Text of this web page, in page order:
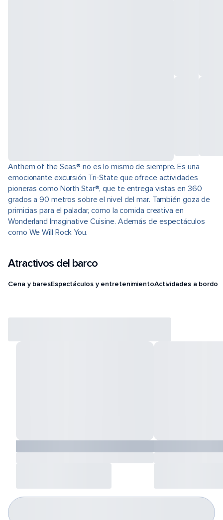
Anthem of the Seas® no es lo mismo de siempre. Es una
emocionante excursión Tri-State que ofrece actividades
pioneras como North Star®, que te entrega vistas en 360
grados a 90 metros sobre el nivel del mar. También goza de
primicias para el paladar, como la comida creativa en
Wonderland Imaginative Cuisine. Además de espectáculos
como We Will Rock You.
Atractivos del barco
Cena y baresEspectáculos y entretenimientoActividades a bordo